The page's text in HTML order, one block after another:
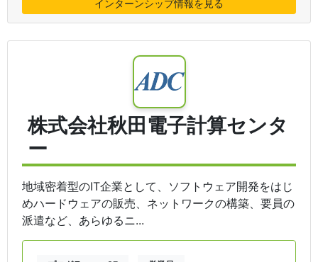
インターンシップ情報を見る
株式会社秋田電子計算センタ
ー
地域密着型のIT企業として、ソフトウェア開発をはじ
めハードウェアの販売、ネットワークの構築、要員の
派遣など、あらゆるニ...